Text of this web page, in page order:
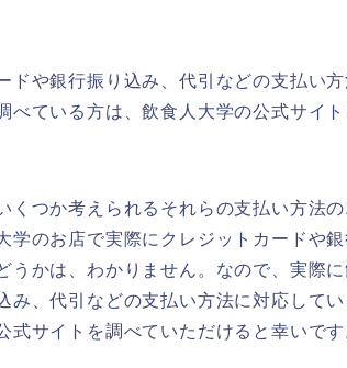
ドや銀行振り込み、代引などの支払い
べている方は、飲食人大学の公式サイ
くつか考えられるそれらの支払い方法
学のお店で実際にクレジットカードや
うかは、わかりません。なので、実際
み、代引などの支払い方法に対応して
式サイトを調べていただけると幸いです